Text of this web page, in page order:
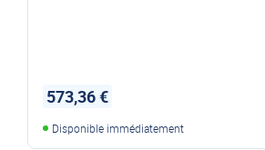
573,36 €
Disponible immédiatement